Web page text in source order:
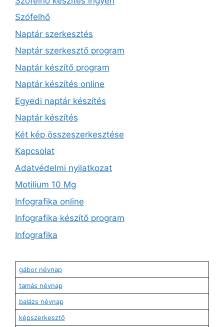
Szófelhő
Naptár szerkesztés
Naptár szerkesztő program
Naptár készítő program
Naptár készítés online
Egyedi naptár készítés
Naptár készítés
Két kép összeszerkesztése
Kapcsolat
Adatvédelmi nyilatkozat
Motilium 10 Mg
Infografika online
Infografika készítő program
Infografika
gábor névnap
tamás névnap
balázs névnap
képszerkesztő